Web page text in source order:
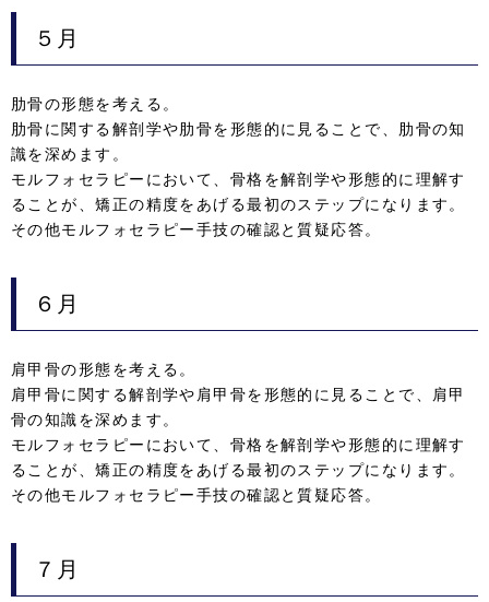
５月
肋骨の形態を考える。
肋骨に関する解剖学や肋骨を形態的に見ることで、肋骨の知
識を深めます。
モルフォセラピーにおいて、骨格を解剖学や形態的に理解す
ることが、矯正の精度をあげる最初のステップになります。
その他モルフォセラピー手技の確認と質疑応答。
６月
肩甲骨の形態を考える。
肩甲骨に関する解剖学や肩甲骨を形態的に見ることで、肩甲
骨の知識を深めます。
モルフォセラピーにおいて、骨格を解剖学や形態的に理解す
ることが、矯正の精度をあげる最初のステップになります。
その他モルフォセラピー手技の確認と質疑応答。
７月